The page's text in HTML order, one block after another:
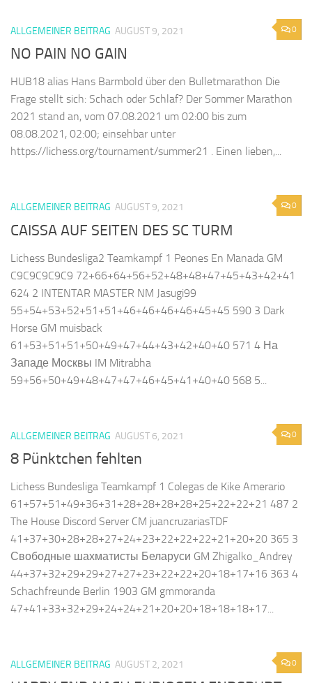
0
ALLGEMEINER BEITRAG AUGUST 9, 2021
NO PAIN NO GAIN
HUB18 alias Hans Barmbold über den Bulletmarathon Die
Frage stellt sich: Schach oder Schlaf? Der Sommer Marathon
2021 stand an, vom 07.08.2021 um 02:00 bis zum
08.08.2021, 02:00; einsehbar unter
https://lichess.org/tournament/summer21 . Einen lieben,...
0
ALLGEMEINER BEITRAG AUGUST 9, 2021
CAISSA AUF SEITEN DES SC TURM
Lichess Bundesliga2 Teamkampf 1 Peones En Manada GM
C9C9C9C9C9 72+66+64+56+52+48+48+47+45+43+42+41
624 2 INTENTAR MASTER NM Jasugi99
55+54+53+52+51+51+46+46+46+46+45+45 590 3 Dark
Horse GM muisback
61+53+51+51+50+49+47+44+43+42+40+40 571 4 На
Западе Москвы IM Mitrabha
59+56+50+49+48+47+47+46+45+41+40+40 568 5...
0
ALLGEMEINER BEITRAG AUGUST 6, 2021
8 Pünktchen fehlten
Lichess Bundesliga Teamkampf 1 Colegas de Kike Amerario
61+57+51+49+36+31+28+28+28+28+25+22+22+21 487 2
The House Discord Server CM juancruzariasTDF
41+37+30+28+28+27+24+23+22+22+22+21+20+20 365 3
Свободные шахматисты Беларуси GM Zhigalko_Andrey
44+37+32+29+29+27+27+23+22+22+20+18+17+16 363 4
Schachfreunde Berlin 1903 GM gmmoranda
47+41+33+32+29+24+24+21+20+20+18+18+18+17...
0
ALLGEMEINER BEITRAG AUGUST 2, 2021